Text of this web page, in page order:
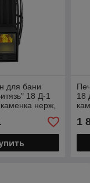
для бани
18 Д-1
нерж,
18
1